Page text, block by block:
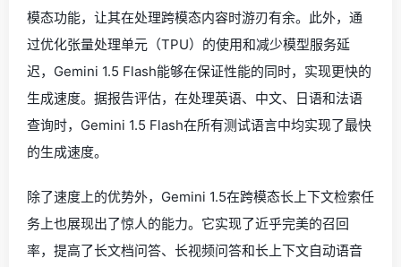
模态功能，让其在处理跨模态内容时游刃有余。此外，通
过优化张量处理单元（TPU）的使用和减少模型服务延
迟，Gemini 1.5 Flash能够在保证性能的同时，实现更快的
生成速度。据报告评估，在处理英语、中文、日语和法语
查询时，Gemini 1.5 Flash在所有测试语言中均实现了最快
的生成速度。
除了速度上的优势外，Gemini 1.5在跨模态长上下文检索任
务上也展现出了惊人的能力。它实现了近乎完美的召回
率，提高了长文档问答、长视频问答和长上下文自动语音